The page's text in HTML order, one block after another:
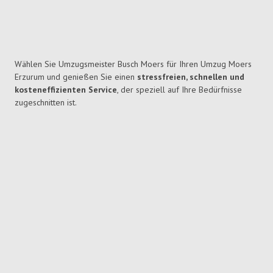
Wählen Sie Umzugsmeister Busch Moers für Ihren Umzug Moers
Erzurum und genießen Sie einen stressfreien, schnellen und
kosteneffizienten Service, der speziell auf Ihre Bedürfnisse
zugeschnitten ist.